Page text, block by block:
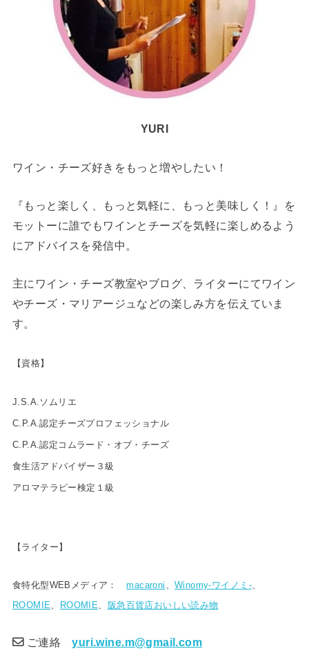
YURI
ワイン・チーズ好きをもっと増やしたい！
『もっと楽しく、もっと気軽に、もっと美味しく！』を
モットーに誰でもワインとチーズを気軽に楽しめるよう
にアドバイスを発信中。
主にワイン・チーズ教室やブログ、ライターにてワイン
やチーズ・マリアージュなどの楽しみ方を伝えていま
す。
【資格】
J.S.A.ソムリエ
C.P.A.認定チーズプロフェッショナル
C.P.A.認定コムラード・オブ・チーズ
食生活アドバイザー３級
アロマテラピー検定１級
【ライター】
食特化型WEBメディア：macaroni Winomy-ワイノミ-、
ROOMIE
ROOMIE 阪急百貨店おいしい読み物
ご連絡yuri.wine.m@gmail.com